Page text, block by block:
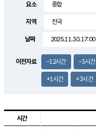
0.0m/s
요소
지역
날짜
이전자료 -12시간 -3시간
+1시간 +3시간
시간